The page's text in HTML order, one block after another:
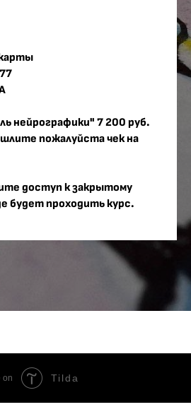
нейрографики" 7 200 руб.
пожалуйста чек на
доступ к закрытому
будет проходить курс.
on Tilda